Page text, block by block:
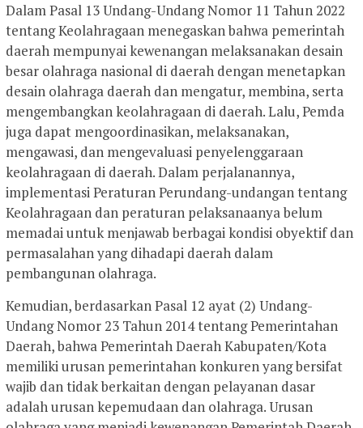
Dalam Pasal 13 Undang-Undang Nomor 11 Tahun 2022
tentang Keolahragaan menegaskan bahwa pemerintah
daerah mempunyai kewenangan melaksanakan desain
besar olahraga nasional di daerah dengan menetapkan
desain olahraga daerah dan mengatur, membina, serta
mengembangkan keolahragaan di daerah. Lalu, Pemda
juga dapat mengoordinasikan, melaksanakan,
mengawasi, dan mengevaluasi penyelenggaraan
keolahragaan di daerah. Dalam perjalanannya,
implementasi Peraturan Perundang-undangan tentang
Keolahragaan dan peraturan pelaksanaanya belum
memadai untuk menjawab berbagai kondisi obyektif dan
permasalahan yang dihadapi daerah dalam
pembangunan olahraga.
Kemudian, berdasarkan Pasal 12 ayat (2) Undang-
Undang Nomor 23 Tahun 2014 tentang Pemerintahan
Daerah, bahwa Pemerintah Daerah Kabupaten/Kota
memiliki urusan pemerintahan konkuren yang bersifat
wajib dan tidak berkaitan dengan pelayanan dasar
adalah urusan kepemudaan dan olahraga. Urusan